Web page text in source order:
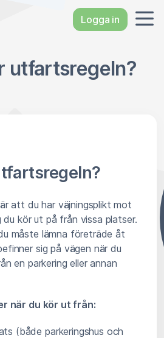
Logga in
utfartsregeln?
att du har väjningsplikt mot
kör ut på från vissa platser.
måste lämna företräde åt
sig på vägen när du
en parkering eller annan
när du kör ut från:
(både parkeringshus och